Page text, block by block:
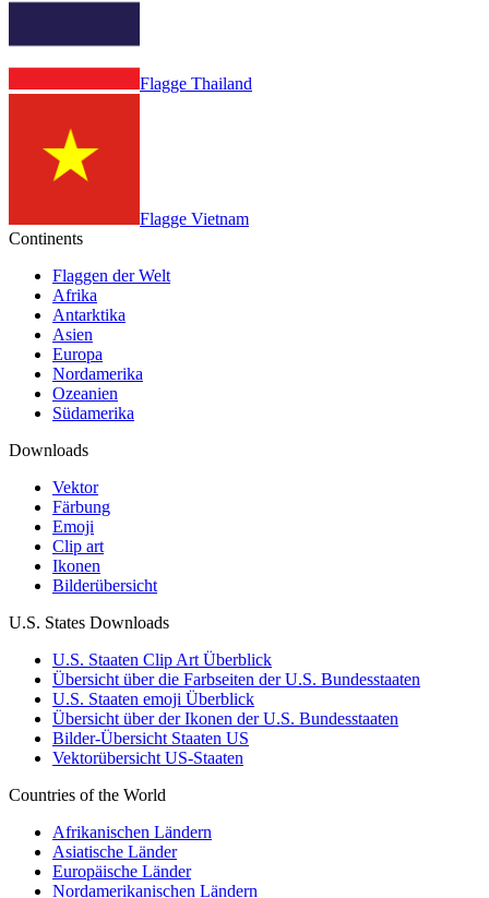
Flagge Thailand
Flagge Vietnam
Continents
Flaggen der Welt
Afrika
Antarktika
Asien
Europa
Nordamerika
Ozeanien
Südamerika
Downloads
Vektor
Färbung
Emoji
Clip art
Ikonen
Bilderübersicht
U.S. States Downloads
U.S. Staaten Clip Art Überblick
Übersicht über die Farbseiten der U.S. Bundesstaaten
U.S. Staaten emoji Überblick
Übersicht über der Ikonen der U.S. Bundesstaaten
Bilder-Übersicht Staaten US
Vektorübersicht US-Staaten
Countries of the World
Afrikanischen Ländern
Asiatische Länder
Europäische Länder
Nordamerikanischen Ländern